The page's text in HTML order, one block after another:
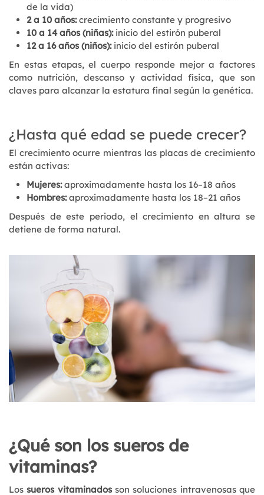
de la vida)
2 a 10 años:crecimiento constante y progresivo
10 a 14 años (niñas):inicio del estirón puberal
12 a 16 años (niños):inicio del estirón puberal
En estas etapas, el cuerpo responde mejor a factores
como nutrición, descanso y actividad física, que son
claves para alcanzar la estatura final según la genética.
¿Hasta qué edad se puede crecer?
El crecimiento ocurre mientras las placas de crecimiento
están activas:
Mujeres:aproximadamente hasta los 16–18 años
Hombres:aproximadamente hasta los 18–21 años
Después de este periodo, el crecimiento en altura se
detiene de forma natural.
¿Qué son los sueros de
vitaminas?
Lossueros vitaminadosson soluciones intravenosas que